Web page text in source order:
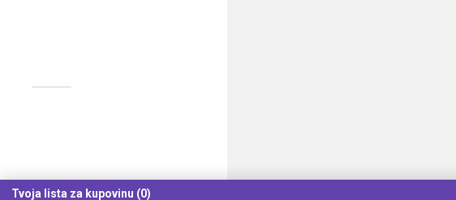
Tvoja lista za kupovinu (0)